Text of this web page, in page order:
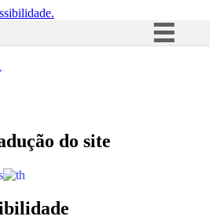
Acesso à informação
do site